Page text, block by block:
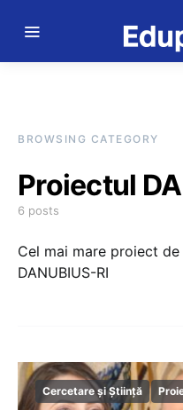
BROWSING CATEGORY
Proiectul
6 posts
Cel mai mare proiect
DANUBIUS-RI
Cercetare și Știință